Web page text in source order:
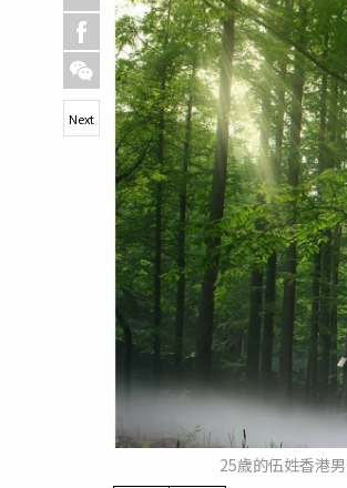
25歲的伍姓香港
Next